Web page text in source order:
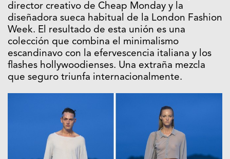
director creativo de Cheap Monday y la
diseñadora sueca habitual de la London Fashion
Week. El resultado de esta unión es una
colección que combina el minimalismo
escandinavo con la efervescencia italiana y los
flashes hollywoodienses. Una extraña mezcla
que seguro triunfa internacionalmente.